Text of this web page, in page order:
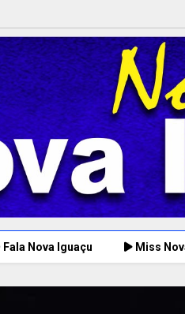
Fala Nova Iguaçu Miss